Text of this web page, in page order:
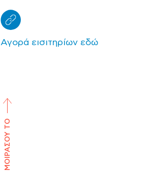
Αγορά εισιτηρίων εδώ
ΜΟΙΡΑΣΟΥ ΤΟ